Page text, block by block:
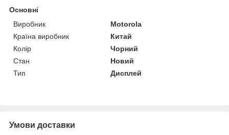
Основні
Виробник
Motorola
Країна виробник
Китай
Колір
Чорний
Стан
Новий
Тип
Дисплей
Умови доставки